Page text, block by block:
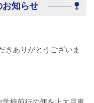
知らせ
きありがとうございま